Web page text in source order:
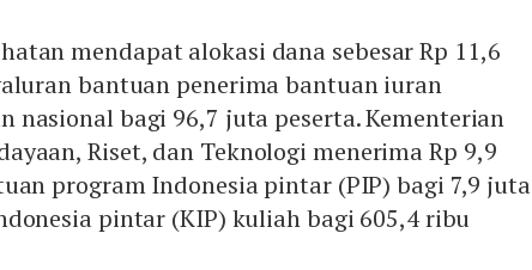
mendapat alokasi dana sebesar Rp 11,6
bantuan penerima bantuan iuran
nasional bagi 96,7 juta peserta. Kementerian
Riset, dan Teknologi menerima Rp 9,9
program Indonesia pintar (PIP) bagi 7,9 juta
pintar (KIP) kuliah bagi 605,4 ribu